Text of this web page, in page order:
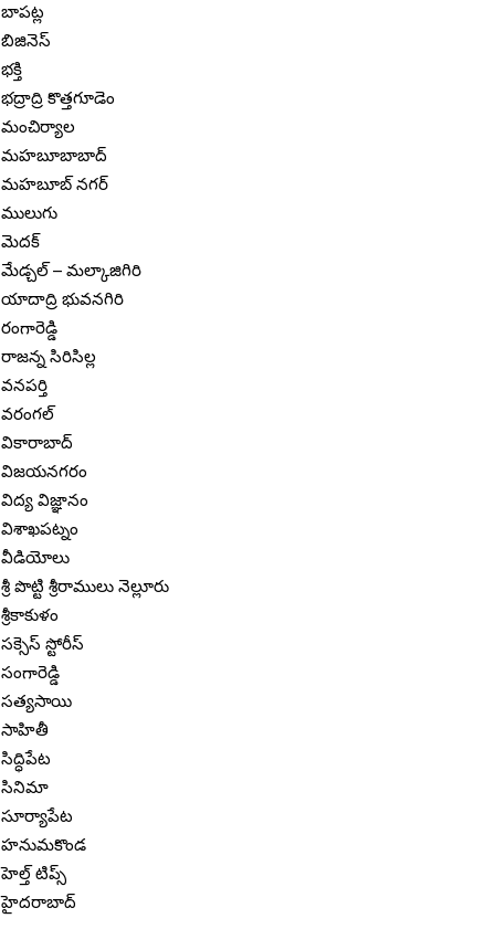
బాపట్ల
బిజినెస్
భక్తి
భద్రాద్రి కొత్తగూడెం
మంచిర్యాల
మహబూబాబాద్
మహబూబ్ నగర్
ములుగు
మెదక్
మేడ్చల్ – మల్కాజిగిరి
యాదాద్రి భువనగిరి
రంగారెడ్డి
రాజన్న సిరిసిల్ల
వనపర్తి
వరంగల్
వికారాబాద్
విజయనగరం
విద్య విజ్ఞానం
విశాఖపట్నం
వీడియోలు
శ్రీ పొట్టి శ్రీరాములు నెల్లూరు
శ్రీకాకుళం
సక్సెస్ స్టోరీస్
సంగారెడ్డి
సత్యసాయి
సాహితీ
సిద్ధిపేట
సినిమా
సూర్యాపేట
హనుమకొండ
హెల్త్ టిప్స్
హైదరాబాద్